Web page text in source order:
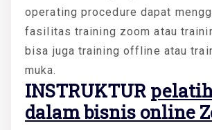
operating procedure dapat
fasilitas training zoom atau
bisa juga training offline atau
muka.
INSTRUKTUR
dalam bisnis online